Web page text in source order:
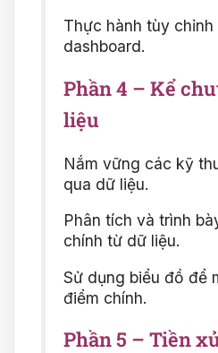
Thực hành tùy chỉnh
dashboard.
Phần 4 – Kể
liệu
Nắm vững các kỹ
qua dữ liệu.
Phân tích và trình
chính từ dữ liệu.
Sử dụng biểu đồ để
điểm chính.
Phần 5 – Tiền